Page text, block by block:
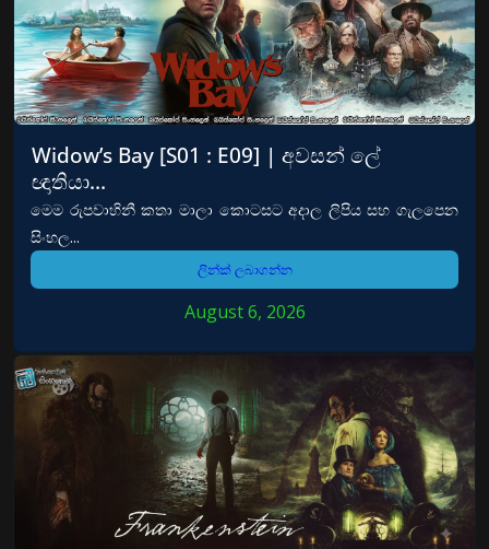
Widow’s Bay [S01 : E09] | අවසන් ලේ
ඥාතියා…
මෙම රුපවාහිනී කතා මාලා කොටසට අදාල ලිපිය සහ ගැලපෙන
සිංහල...
ලින්ක් ලබාගන්න
August 6, 2026